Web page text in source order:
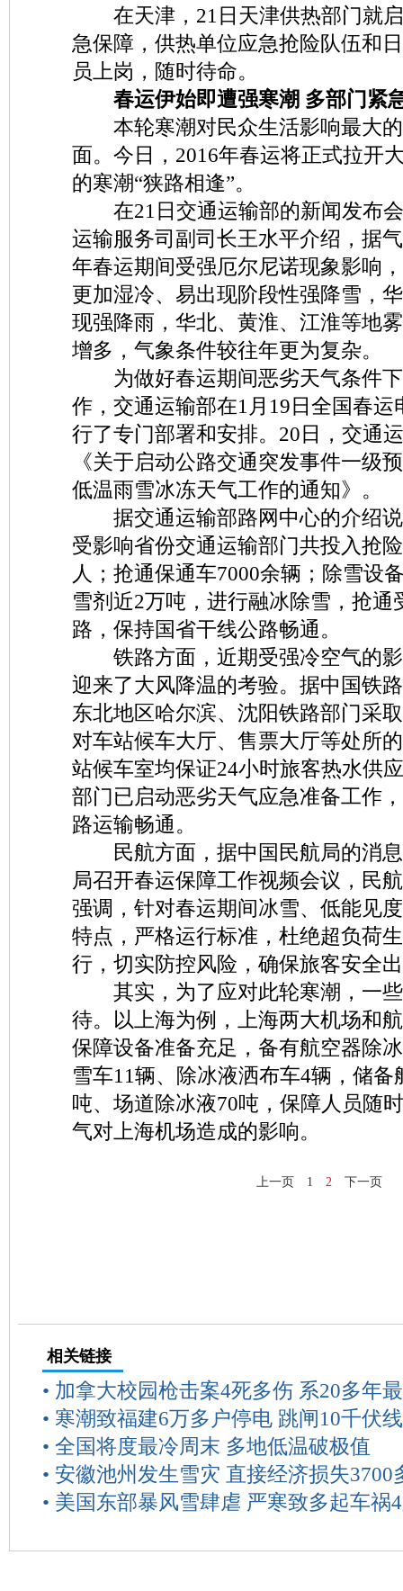
在天津，21日天津供热部门就启
急保障，供热单位应急抢险队伍和
员上岗，随时待命。
春运伊始即遭强寒潮 多部门紧
本轮寒潮对民众生活影响最大的
面。今日，2016年春运将正式拉开
的寒潮“狭路相逢”。
在21日交通运输部的新闻发布会
运输服务司副司长王水平介绍，据
年春运期间受强厄尔尼诺现象影响
更加湿冷、易出现阶段性强降雪，
现强降雨，华北、黄淮、江淮等地
增多，气象条件较往年更为复杂。
为做好春运期间恶劣天气条件下
作，交通运输部在1月19日全国春运
行了专门部署和安排。20日，交通
《关于启动公路交通突发事件一级
低温雨雪冰冻天气工作的通知》。
据交通运输部路网中心的介绍说
受影响省份交通运输部门共投入抢
人；抢通保通车7000余辆；除雪设
雪剂近2万吨，进行融冰除雪，抢通
路，保持国省干线公路畅通。
铁路方面，近期受强冷空气的影
迎来了大风降温的考验。据中国铁
东北地区哈尔滨、沈阳铁路部门采
对车站候车大厅、售票大厅等处所
站候车室均保证24小时旅客热水供
部门已启动恶劣天气应急准备工作
路运输畅通。
民航方面，据中国民航局的消息
局召开春运保障工作视频会议，民
强调，针对春运期间冰雪、低能见
特点，严格运行标准，杜绝超负荷
行，切实防控风险，确保旅客安全
其实，为了应对此轮寒潮，一些
待。以上海为例，上海两大机场和
保障设备准备充足，备有航空器除
雪车11辆、除冰液洒布车4辆，储备
吨、场道除冰液70吨，保障人员随
气对上海机场造成的影响。
上一页 1 2 下一页
相关链接
• 加拿大校园枪击案4死多伤 系20多年
• 寒潮致福建6万多户停电 跳闸10千伏
• 全国将度最冷周末 多地低温破极值
• 安徽池州发生雪灾 直接经济损失3700
• 美国东部暴风雪肆虐 严寒致多起车祸